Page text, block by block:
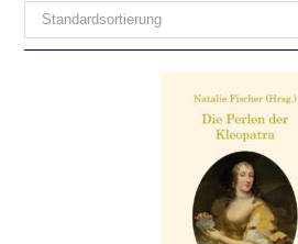
Standardsortierung